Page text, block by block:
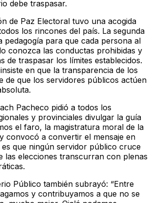
debe traspasar.
de Paz Electoral tuvo una acogida
los rincones del país. La segunda
pedagogía para que cada persona al
conozca las conductas prohibidas y
de traspasar los límites establecidos.
en que la transparencia de los
de que los servidores públicos actúen
Pacheco pidió a todos los
y provinciales divulgar la guía
el faro, la magistratura moral de la
convocó a convertir el mensaje en
es que ningún servidor público cruce
las elecciones transcurran con plenas
Público también subrayó: “Entre
y contribuyamos a que no se